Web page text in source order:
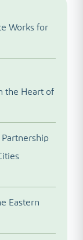
Works for
the Heart of
Eastern